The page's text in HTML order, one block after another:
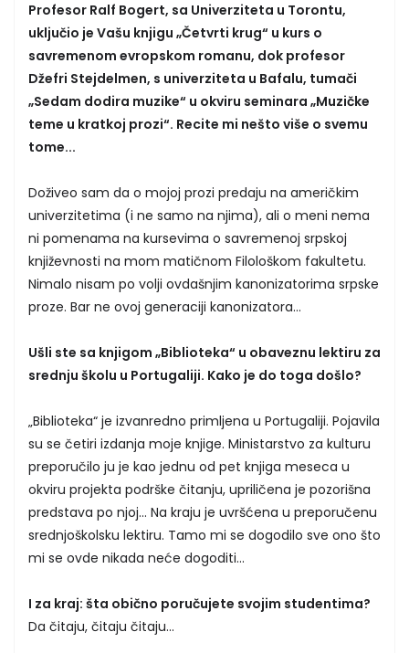
Profesor Ralf Bogert, sa Univerziteta u Torontu,
uključio je Vašu knjigu „Četvrti krug“ u kurs o
savremenom evropskom romanu, dok profesor
Džefri Stejdelmen, s univerziteta u Bafalu, tumači
„Sedam dodira muzike“ u okviru seminara „Muzičke
teme u kratkoj prozi“. Recite mi nešto više o svemu
tome...
Doživeo sam da o mojoj prozi predaju na američkim
univerzitetima (i ne samo na njima), ali o meni nema
ni pomenama na kursevima o savremenoj srpskoj
književnosti na mom matičnom Filološkom fakultetu.
Nimalo nisam po volji ovdašnjim kanonizatorima srpske
proze. Bar ne ovoj generaciji kanonizatora...
Ušli ste sa knjigom „Biblioteka“ u obaveznu lektiru za
srednju školu u Portugaliji. Kako je do toga došlo?
„Biblioteka“ je izvanredno primljena u Portugaliji. Pojavila
su se četiri izdanja moje knjige. Ministarstvo za kulturu
preporučilo ju je kao jednu od pet knjiga meseca u
okviru projekta podrške čitanju, upriličena je pozorišna
predstava po njoj... Na kraju je uvršćena u preporučenu
srednjoškolsku lektiru. Tamo mi se dogodilo sve ono što
mi se ovde nikada neće dogoditi...
I za kraj: šta obično poručujete svojim studentima?
Da čitaju, čitaju čitaju...